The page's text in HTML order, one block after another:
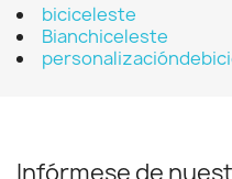
biciceleste
Bianchiceleste